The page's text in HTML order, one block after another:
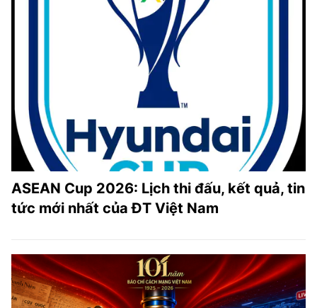
ASEAN Cup 2026: Lịch thi đấu, kết quả, tin
tức mới nhất của ĐT Việt Nam